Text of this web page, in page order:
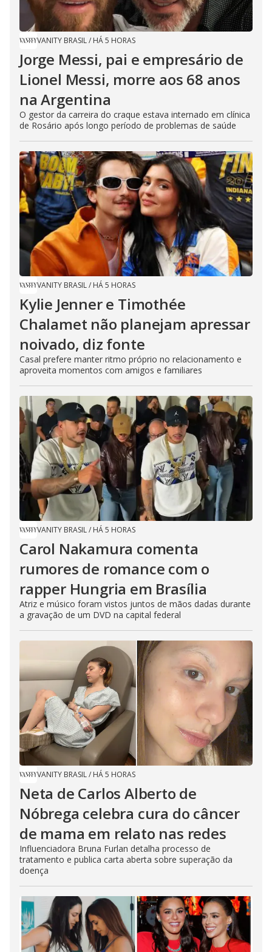
VANITY BRASIL/ HÁ 5 HORAS
Jorge Messi, pai e empresário de
Lionel Messi, morre aos 68 anos
na Argentina
O gestor da carreira do craque estava internado em clínica
de Rosário após longo período de problemas de saúde
VANITY BRASIL/ HÁ 5 HORAS
Kylie Jenner e Timothée
Chalamet não planejam apressar
noivado, diz fonte
Casal prefere manter ritmo próprio no relacionamento e
aproveita momentos com amigos e familiares
VANITY BRASIL/ HÁ 5 HORAS
Carol Nakamura comenta
rumores de romance com o
rapper Hungria em Brasília
Atriz e músico foram vistos juntos de mãos dadas durante
a gravação de um DVD na capital federal
VANITY BRASIL/ HÁ 5 HORAS
Neta de Carlos Alberto de
Nóbrega celebra cura do câncer
de mama em relato nas redes
Influenciadora Bruna Furlan detalha processo de
tratamento e publica carta aberta sobre superação da
doença